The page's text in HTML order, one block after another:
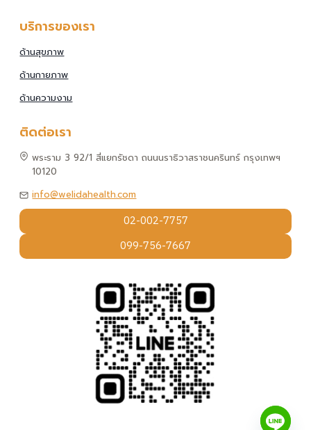
บริการของเรา
ด้านสุขภาพ
ด้านกายภาพ
ด้านความงาม
ติดต่อเรา
พระราม 3 92/1 สี่แยกรัชดา ถนนนราธิวาสราชนครินทร์ กรุงเทพฯ
10120
info@welidahealth.com
02-002-7757
099-756-7667